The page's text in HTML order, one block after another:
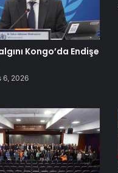
Kongo’da Endişe
6, 2026